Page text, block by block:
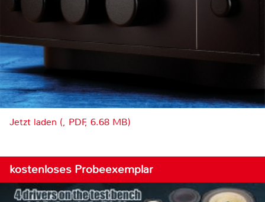
Jetzt laden (, PDF, 6.68 MB)
kostenloses Probeexemplar